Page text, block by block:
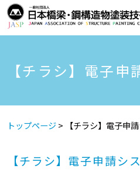
【チラシ】電子
トップページ> 【チラシ】電子申
【チラシ】電子申請シ